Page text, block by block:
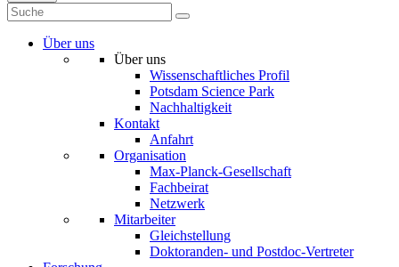
Über uns
Über uns
Wissenschaftliches Profil
Potsdam Science Park
Nachhaltigkeit
Kontakt
Anfahrt
Organisation
Max-Planck-Gesellschaft
Fachbeirat
Netzwerk
Mitarbeiter
Gleichstellung
Doktoranden- und Postdoc-Vertreter